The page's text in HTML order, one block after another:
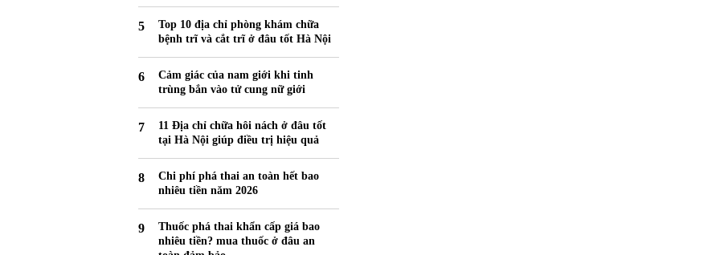
Top 10 địa chỉ phòng khám chữa
bệnh trĩ và cắt trĩ ở đâu tốt Hà Nội
Cảm giác của nam giới khi tinh
trùng bắn vào tử cung nữ giới
11 Địa chỉ chữa hôi nách ở đâu tốt
tại Hà Nội giúp điều trị hiệu quả
Chi phí phá thai an toàn hết bao
nhiêu tiền năm 2026
Thuốc phá thai khẩn cấp giá bao
nhiêu tiền? mua thuốc ở đâu an